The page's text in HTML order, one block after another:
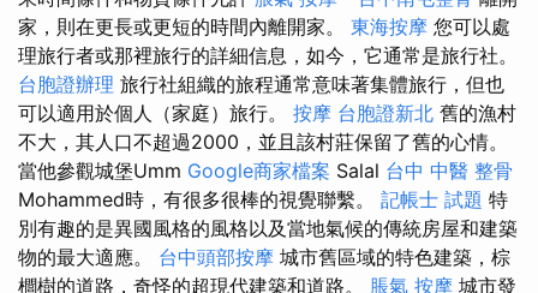
家，則在更長或更短的時間內離開家。 東海按摩 您可以處
理旅行者或那裡旅行的詳細信息，如今，它通常是旅行社。
台胞證辦理 旅行社組織的旅程通常意味著集體旅行，但也
可以適用於個人（家庭）旅行。 按摩 台胞證新北 舊的漁村
不大，其人口不超過2000，並且該村莊保留了舊的心情。
當他參觀城堡Umm Google商家檔案 Salal 台中 中醫 整骨
Mohammed時，有很多很棒的視覺聯繫。 記帳士 試題 特
別有趣的是異國風格的風格以及當地氣候的傳統房屋和建築
物的最大適應。 台中頭部按摩 城市舊區域的特色建築，棕
櫚樹的道路，奇怪的超現代建築和道路。 脹氣 按摩 城市發